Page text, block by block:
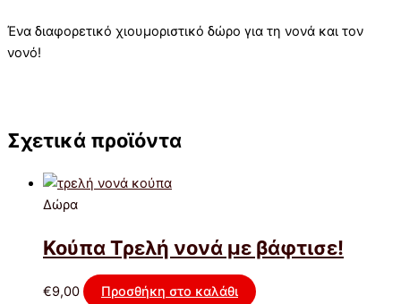
Ένα διαφορετικό χιουμοριστικό δώρο για τη νονά και τον
νονό!
Σχετικά προϊόντα
Δώρα
Κούπα Τρελή νονά με βάφτισε!
€9,00 Προσθήκη στο καλάθι